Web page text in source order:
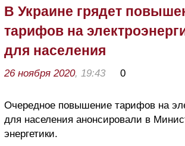
В Украине грядет
тарифов на
для населения
26 ноября 2020, 19:43 0
Очередное повышение тарифов на
для населения анонсировали в
энергетики.